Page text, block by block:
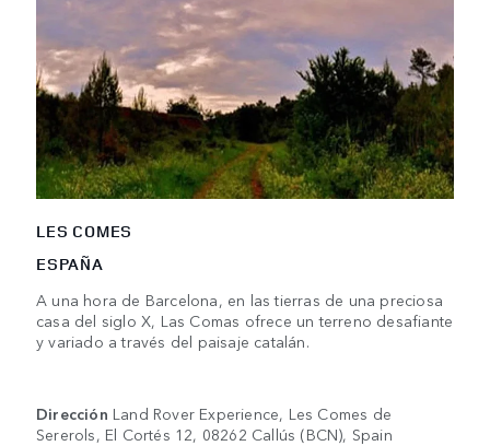
LES COMES
ESPAÑA
A una hora de Barcelona, en las tierras de una preciosa
casa del siglo X, Las Comas ofrece un terreno desafiante
y variado a través del paisaje catalán.
Dirección Land Rover Experience, Les Comes de
Sererols, El Cortés 12, 08262 Callús (BCN), Spain